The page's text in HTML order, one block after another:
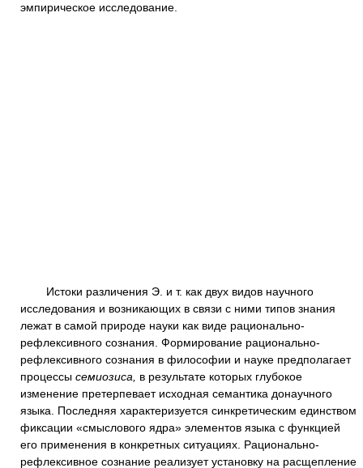
эмпирическое исследование.
Истоки различения Э. и т. как двух видов научного
исследования и возникающих в связи с ними типов знания
лежат в самой природе науки как виде рационально-
рефлексивного сознания. Формирование рационально-
рефлексивного сознания в философии и науке предполагает
процессы семиозиса, в результате которых глубокое
изменение претерпевает исходная семантика донаучного
языка. Последняя характеризуется синкретическим единством
фиксации «смыслового ядра» элементов языка с функцией
его применения в конкретных ситуациях. Рационально-
рефлексивное сознание реализует установку на расщепление